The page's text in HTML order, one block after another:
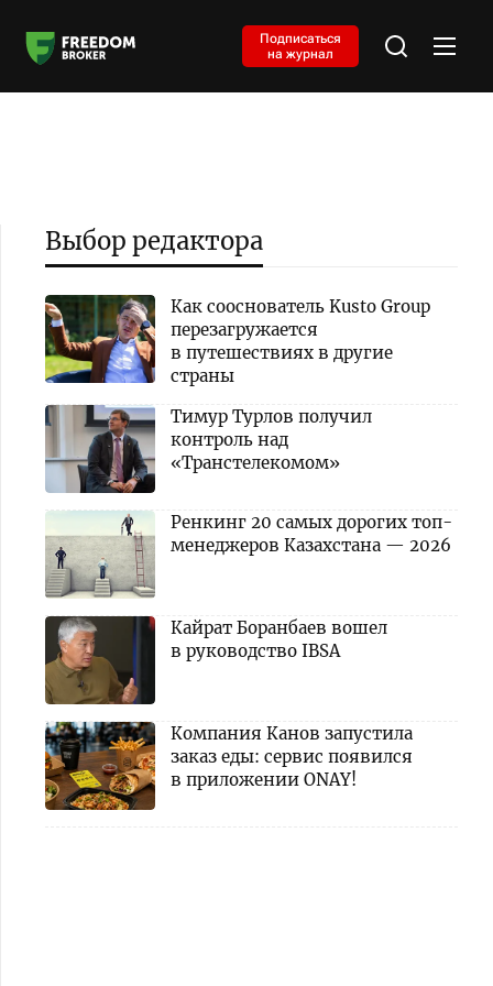
Подписаться
на журнал
Выбор редактора
Как сооснователь Kusto Group
перезагружается
в путешествиях в другие
страны
Тимур Турлов получил
контроль над
«Транстелекомом»
Ренкинг 20 самых дорогих топ-
менеджеров Казахстана — 2026
Кайрат Боранбаев вошел
в руководство IBSA
Компания Канов запустила
заказ еды: сервис появился
в приложении ONAY!